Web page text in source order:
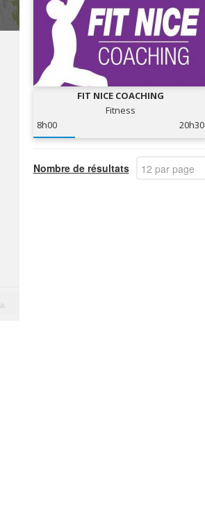
FIT NICE COACHING
Fitness
8h00
20h30
Nombre de résultats 12 par page